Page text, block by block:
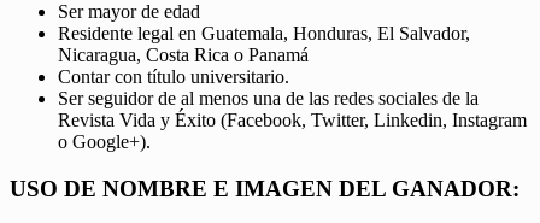
Ser mayor de edad
Residente legal en Guatemala, Honduras, El Salvador,
Nicaragua, Costa Rica o Panamá
Contar con título universitario.
Ser seguidor de al menos una de las redes sociales de la
Revista Vida y Éxito (Facebook, Twitter, Linkedin, Instagram
o Google+).
USO DE NOMBRE E IMAGEN DEL GANADOR: